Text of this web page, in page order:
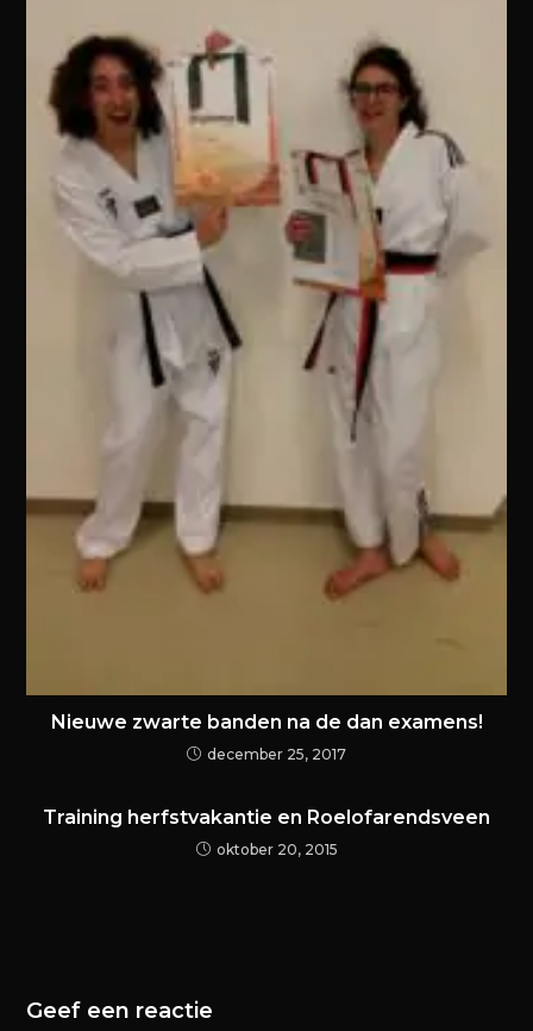
Nieuwe zwarte banden na de dan examens!
december 25, 2017
Training herfstvakantie en Roelofarendsveen
oktober 20, 2015
Geef een reactie